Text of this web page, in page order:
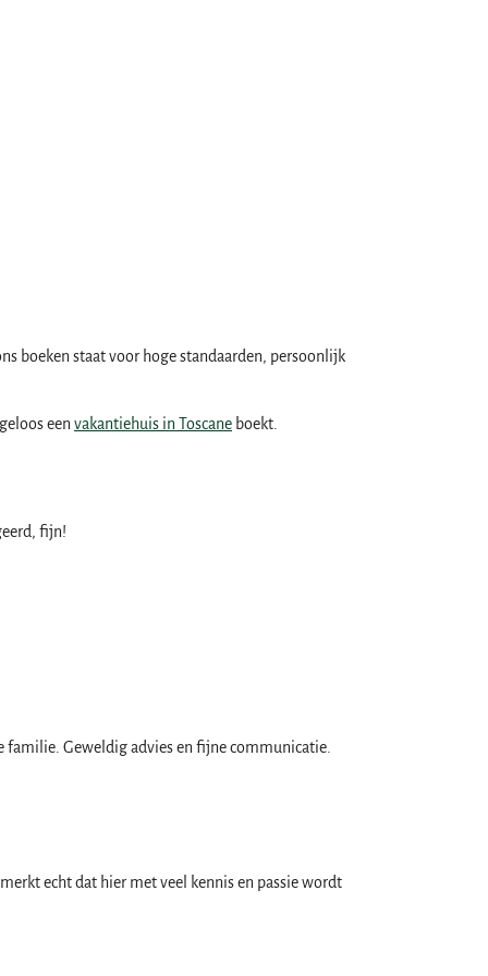
boeken staat voor hoge standaarden, persoonlijk
een vakantiehuis in Toscane boekt.
fijn!
familie. Geweldig advies en fijne communicatie.
echt dat hier met veel kennis en passie wordt